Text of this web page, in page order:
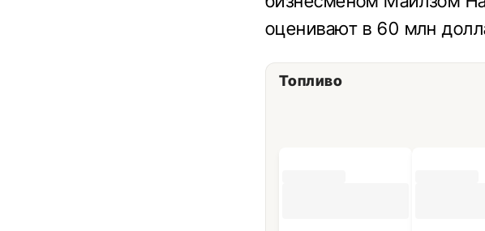
оценивают в 60 млн
Топливо